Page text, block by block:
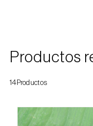
Feijoa (Feijoa
Frambuesa (
Frambuesa negra
Productos
14Productos